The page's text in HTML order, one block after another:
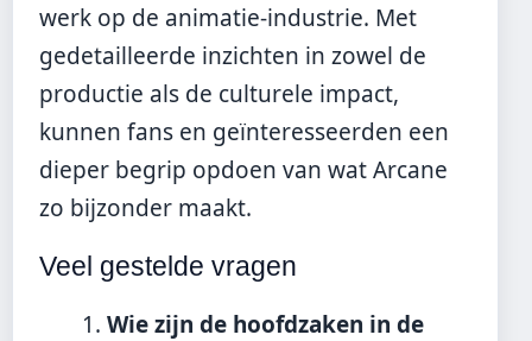
werk op de animatie-industrie. Met
gedetailleerde inzichten in zowel de
productie als de culturele impact,
kunnen fans en geïnteresseerden een
dieper begrip opdoen van wat Arcane
zo bijzonder maakt.
Veel gestelde vragen
Wie zijn de hoofdzaken in de